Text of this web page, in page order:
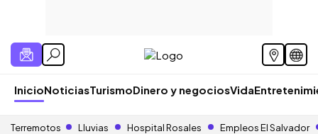
InicioNoticiasTurismoDinero y negociosVida
Terremotos Lluvias Hospital Rosales Empleos El Salvador